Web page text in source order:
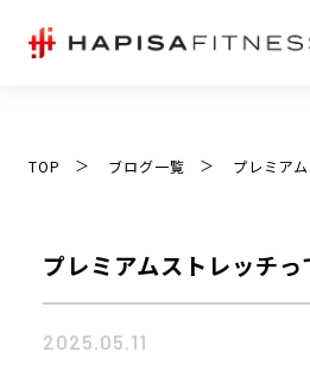
ハピサフィット
TOP ブログ一覧 プレミア
プレミアムストレッチっ
2025.05.11